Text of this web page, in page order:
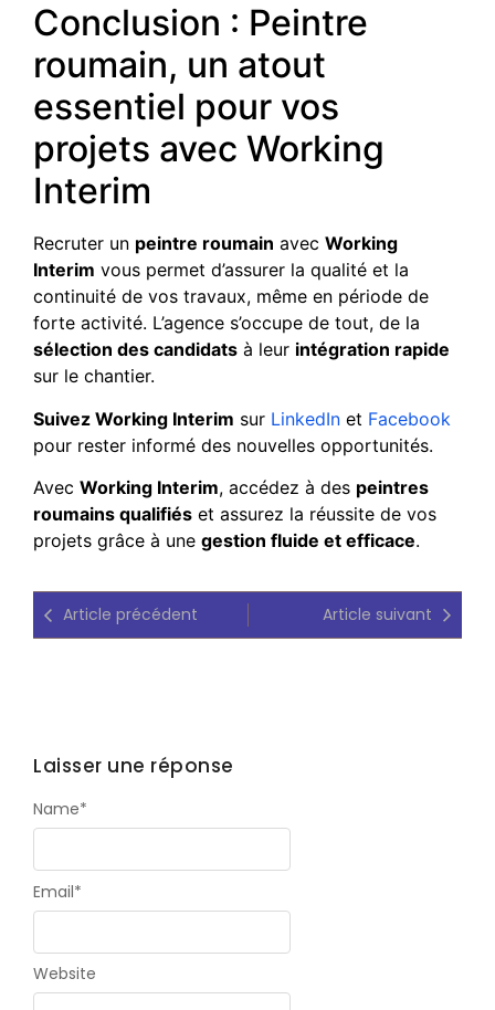
Conclusion : Peintre
roumain, un atout
essentiel pour vos
projets avec Working
Interim
Recruter un peintre roumain avec Working
Interim vous permet d’assurer la qualité et la
continuité de vos travaux, même en période de
forte activité. L’agence s’occupe de tout, de la
sélection des candidats à leur intégration rapide
sur le chantier.
Suivez Working Interim sur LinkedIn et Facebook
pour rester informé des nouvelles opportunités.
Avec Working Interim, accédez à des peintres
roumains qualifiés et assurez la réussite de vos
projets grâce à une gestion fluide et efficace.
Article précédent Article suivant
Laisser une réponse
Name*
Email*
Website